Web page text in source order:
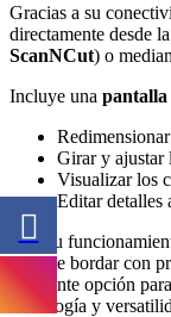
Gracias a su
directamente desde
ScanNCut) o
Incluye una
Girar y ajustar
Visualizar los
Editar detalles
Con su
permite bordar con
excelente opción
tecnología y